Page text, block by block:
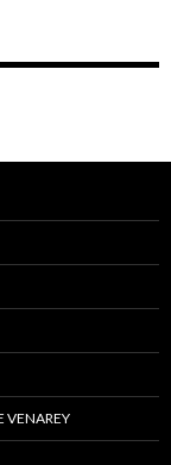
VENAREY